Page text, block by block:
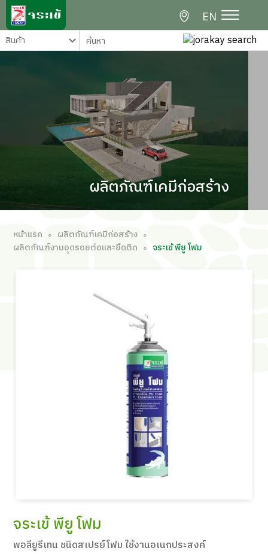
EN
ผลิตภัณฑ์เคมีก่อสร้าง
หน้าแรก ∘ ผลิตภัณฑ์เคมีก่อสร้าง ∘
ผลิตภัณฑ์งานอุดรอยต่อและยึดติด ∘ จระเข้ พียู โฟม
จระเข้ พียู โฟม
พอลียูรีเทน ชนิดสเปรย์โฟม ใช้งานอเนกประสงค์